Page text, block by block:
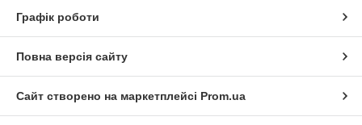
Графік роботи
Повна версія сайту
Сайт створено на маркетплейсі Prom.ua